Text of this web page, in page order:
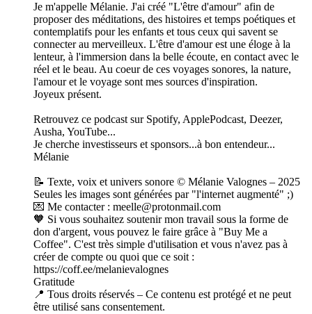
Je m'appelle Mélanie. J'ai créé "L'être d'amour" afin de
proposer des méditations, des histoires et temps poétiques et
contemplatifs pour les enfants et tous ceux qui savent se
connecter au merveilleux. L'être d'amour est une éloge à la
lenteur, à l'immersion dans la belle écoute, en contact avec le
réel et le beau. Au coeur de ces voyages sonores, la nature,
l'amour et le voyage sont mes sources d'inspiration.
Joyeux présent.
Retrouvez ce podcast sur Spotify, ApplePodcast, Deezer,
Ausha, YouTube...
Je cherche investisseurs et sponsors...à bon entendeur...
Mélanie
📝 Texte, voix et univers sonore © Mélanie Valognes – 2025
Seules les images sont générées par "l'internet augmenté" ;)
💌 Me contacter : meelle@protonmail.com
🧡 Si vous souhaitez soutenir mon travail sous la forme de
don d'argent, vous pouvez le faire grâce à "Buy Me a
Coffee". C'est très simple d'utilisation et vous n'avez pas à
créer de compte ou quoi que ce soit :
https://coff.ee/melanievalognes
Gratitude
📍 Tous droits réservés – Ce contenu est protégé et ne peut
être utilisé sans consentement.